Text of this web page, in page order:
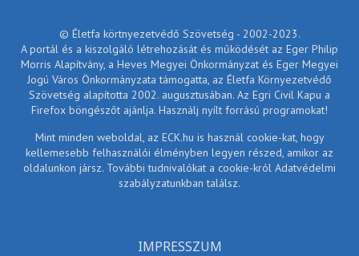
© Életfa körtnyezetvédő Szövetség - 2002-2023.
A portál és a kiszolgáló létrehozását és működését az Eger Philip
Morris Alapítvány, a Heves Megyei Önkormányzat és Eger Megyei
Jogú Város Önkormányzata támogatta, az Életfa Környezetvédő
Szövetség alapította 2002. augusztusában. Az Egri Civil Kapu a
Firefox böngészőt ajánlja. Használj nyílt forrású programokat!
Mint minden weboldal, az ECK.hu is használ cookie-kat, hogy
kellemesebb felhasználói élményben legyen részed, amikor az
oldalunkon jársz. További tudnivalókat a cookie-król Adatvédelmi
szabályzatunkban találsz.
IMPRESSZUM